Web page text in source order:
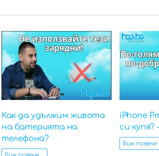
Как да удължим живота
на батерията на
телефона?
iPhone
си купя?
Виж повече